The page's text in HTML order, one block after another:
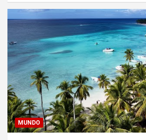
MUNDO